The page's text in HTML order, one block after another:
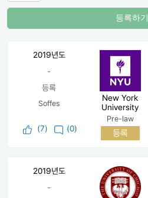
등록하기
2019년도
-
등록
Soffes
(7) (0)
New York
University
Pre-law
등록
2019년도
-